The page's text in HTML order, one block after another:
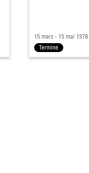
15 mars - 15 mai 1978
Terminé